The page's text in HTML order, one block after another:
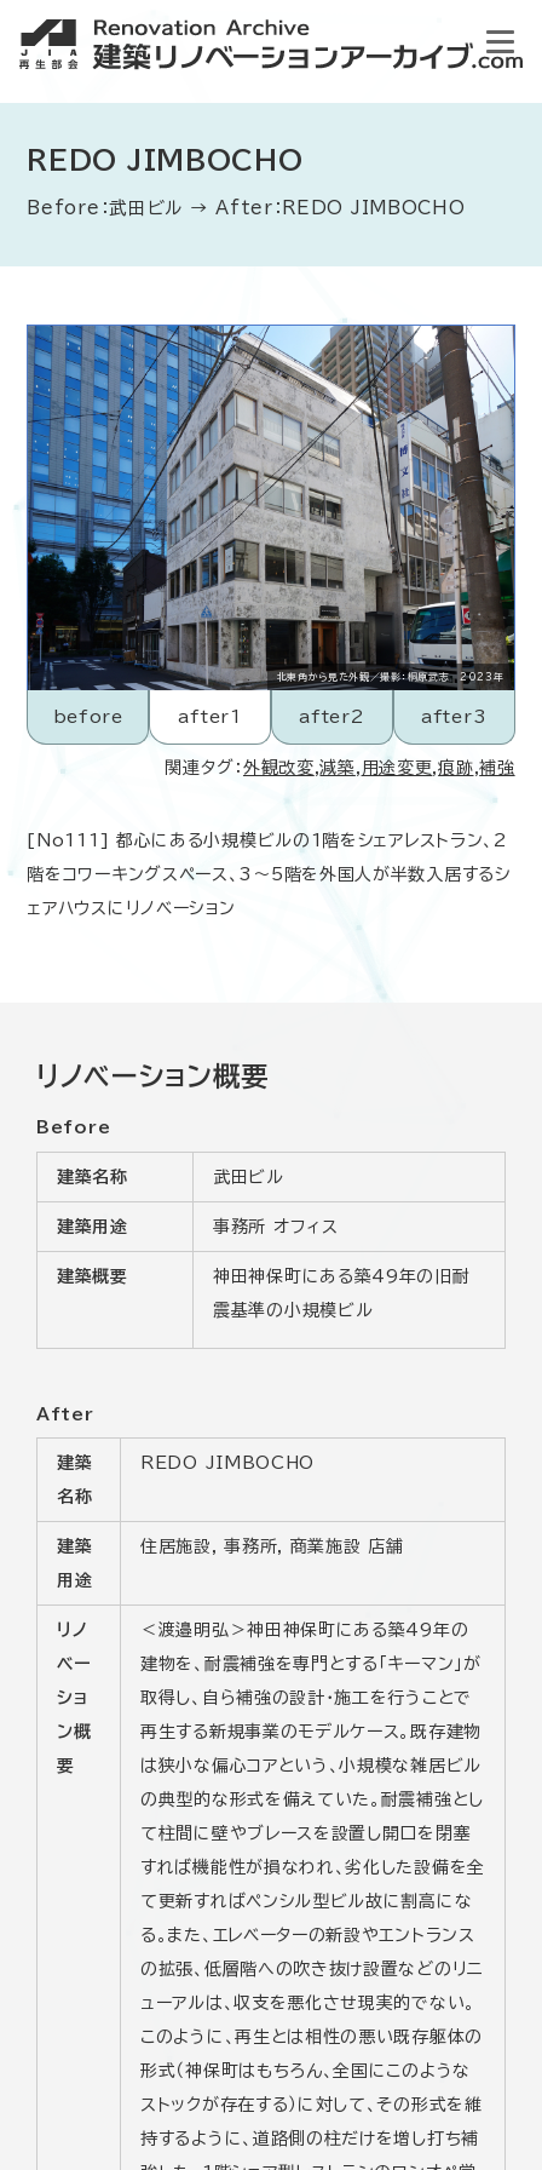
REDO JIMBOCHO
Before：武田ビル → After：REDO JIMBOCHO
北東角から見た外観／撮影：桐原武志 2023年
before after1 after2 after3
関連タグ： 外観改変,減築, 用途変更,痕跡,補強
[No111] 都心にある小規模ビルの1階をシェアレストラン、2
階をコワーキングスペース、3～5階を外国人が半数入居するシ
ェアハウスにリノベーション
リノベーション概要
Before
建築名称 武田ビル
建築用途 事務所 オフィス
建築概要
神田神保町にある築49年の旧耐
震基準の小規模ビル
After
建築
名称
REDO JIMBOCHO
建築
用途
住居施設, 事務所, 商業施設 店舗
リノ
ベー
ショ
ン概
要
＜渡邉明弘＞神田神保町にある築49年の
建物を、耐震補強を専門とする「キーマン」が
取得し、自ら補強の設計・施工を行うことで
再生する新規事業のモデルケース。既存建物
は狭小な偏心コアという、小規模な雑居ビル
の典型的な形式を備えていた。耐震補強とし
て柱間に壁やブレースを設置し開口を閉塞
すれば機能性が損なわれ、劣化した設備を全
て更新すればペンシル型ビル故に割高にな
る。また、エレベーターの新設やエントランス
の拡張、低層階への吹き抜け設置などのリニ
ューアルは、収支を悪化させ現実的でない。
このように、再生とは相性の悪い既存躯体の
形式（神保町はもちろん、全国にこのような
ストックが存在する）に対して、その形式を維
持するように、道路側の柱だけを増し打ち補